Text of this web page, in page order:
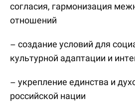
согласия, гармонизация
отношений
– создание условий для
культурной адаптации и
– укрепление единства и
российской нации